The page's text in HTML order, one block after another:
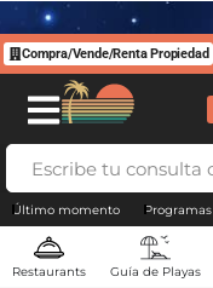
Compra/Vende/Renta Propiedad
Último momento Programas
Restaurants Guía de Playas